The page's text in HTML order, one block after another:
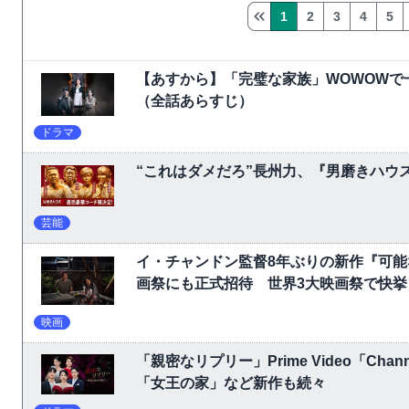
1 2 3 4 5
【あすから】「完璧な家族」WOWOW
（全話あらすじ）
ドラマ
“これはダメだろ”長州力、『男磨きハ
芸能
イ・チャンドン監督8年ぶりの新作『可
画祭にも正式招待 世界3大映画祭で快
映画
「親密なリプリー」Prime Video「
「女王の家」など新作も続々